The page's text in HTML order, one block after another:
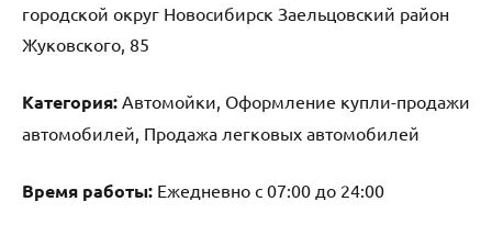
городской округ Новосибирск Заельцовский район
Жуковского, 85
Категория: Автомойки, Оформление купли-продажи
автомобилей, Продажа легковых автомобилей
Время работы: Ежедневно с 07:00 до 24:00